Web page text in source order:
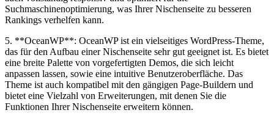
Suchmaschinenoptimierung,⁤ was Ihrer Nischenseite zu besseren
Rankings verhelfen kann.
5. **OceanWP**:⁣ OceanWP ​ist ein vielseitiges WordPress-Theme,
das⁣ für den Aufbau einer Nischenseite sehr⁤ gut geeignet ist. Es bietet
eine breite‍ Palette von vorgefertigten⁣ Demos, die sich leicht
anpassen lassen, sowie eine intuitive Benutzeroberfläche. Das
Theme ist auch ‍kompatibel ‌mit den gängigen Page-Buildern und
bietet eine Vielzahl von Erweiterungen, mit denen Sie‌ die
Funktionen Ihrer Nischenseite erweitern können.